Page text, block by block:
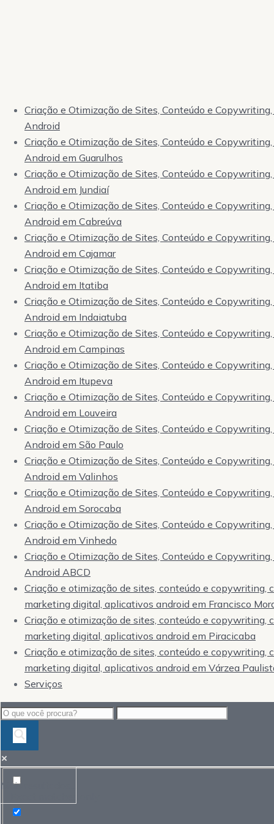
Criação e Otimização de Sites, Conteúdo e
Android
Criação e Otimização de Sites, Conteúdo e
Android em Guarulhos
Criação e Otimização de Sites, Conteúdo e
Android em Jundiaí
Criação e Otimização de Sites, Conteúdo e
Android em Cabreúva
Criação e Otimização de Sites, Conteúdo e
Android em Cajamar
Criação e Otimização de Sites, Conteúdo e
Android em Itatiba
Criação e Otimização de Sites, Conteúdo e
Android em Indaiatuba
Criação e Otimização de Sites, Conteúdo e
Android em Campinas
Criação e Otimização de Sites, Conteúdo e
Android em Itupeva
Criação e Otimização de Sites, Conteúdo e
Android em Louveira
Criação e Otimização de Sites, Conteúdo e
Android em São Paulo
Criação e Otimização de Sites, Conteúdo e
Android em Valinhos
Criação e Otimização de Sites, Conteúdo e
Android em Sorocaba
Criação e Otimização de Sites, Conteúdo e
Android em Vinhedo
Criação e Otimização de Sites, Conteúdo e
Android ABCD
Criação e otimização de sites, conteúdo e copywriting,
marketing digital, aplicativos android em Francisco
Criação e otimização de sites, conteúdo e copywriting,
marketing digital, aplicativos android em Piracicaba
Criação e otimização de sites, conteúdo e copywriting,
marketing digital, aplicativos android em Várzea
Serviços
Mais resultados...